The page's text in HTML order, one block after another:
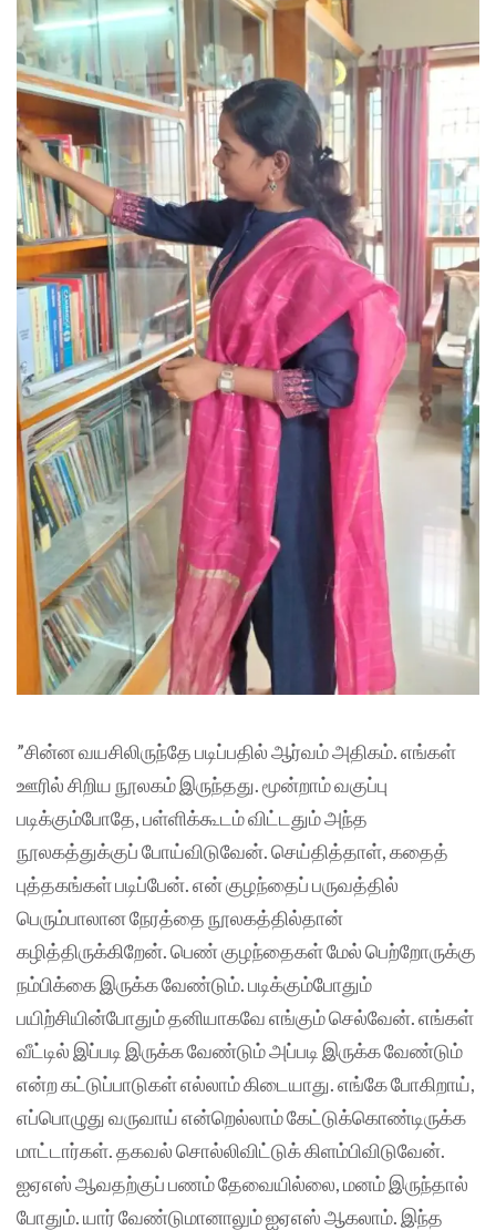
”சின்ன வயசிலிருந்தே படிப்பதில் ஆர்வம் அதிகம். எங்கள்
ஊரில் சிறிய நூலகம் இருந்தது. மூன்றாம் வகுப்பு
படிக்கும்போதே, பள்ளிக்கூடம் விட்டதும் அந்த
நூலகத்துக்குப் போய்விடுவேன். செய்தித்தாள், கதைத்
புத்தகங்கள் படிப்பேன். என் குழந்தைப் பருவத்தில்
பெரும்பாலான நேரத்தை நூலகத்தில்தான்
கழித்திருக்கிறேன். பெண் குழந்தைகள் மேல் பெற்றோருக்கு
நம்பிக்கை இருக்க வேண்டும். படிக்கும்போதும்
பயிற்சியின்போதும் தனியாகவே எங்கும் செல்வேன். எங்கள்
வீட்டில் இப்படி இருக்க வேண்டும் அப்படி இருக்க வேண்டும்
என்ற கட்டுப்பாடுகள் எல்லாம் கிடையாது. எங்கே போகிறாய்,
எப்பொழுது வருவாய் என்றெல்லாம் கேட்டுக்கொண்டிருக்க
மாட்டார்கள். தகவல் சொல்லிவிட்டுக் கிளம்பிவிடுவேன்.
ஐஏஎஸ் ஆவதற்குப் பணம் தேவையில்லை, மனம் இருந்தால்
போதும். யார் வேண்டுமானாலும் ஐஏஎஸ் ஆகலாம். இந்த